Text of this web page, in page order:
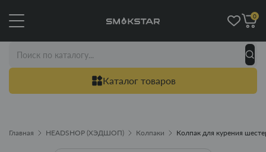
Каталог товаров
0
Главная HEADSHOP (ХЭДШОП) Колпаки Колпак для курения